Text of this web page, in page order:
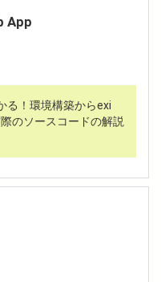
App
る！環境構築からexi
のソースコードの解説